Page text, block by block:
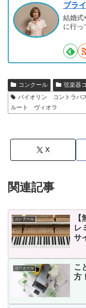
ブラ
結婚式
に行っ
コンクール
弦楽器
バイオリン コントラ
ルート ヴィオラ
X
関連記事
コンクール
レ
サ
コンクール
こ
方